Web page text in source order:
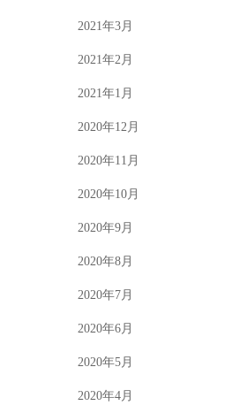
2021年3月
2021年2月
2021年1月
2020年12月
2020年11月
2020年10月
2020年9月
2020年8月
2020年7月
2020年6月
2020年5月
2020年4月